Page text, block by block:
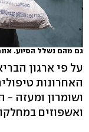
גם מהם נשלל הסיוע.
על פי ארגון
האחרונות
ושומרון ומעזה -
ואשפוזים